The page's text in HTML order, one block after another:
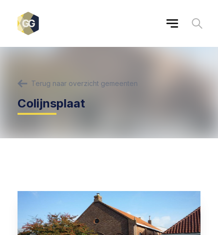
Terug naar overzicht gemeenten
Colijnsplaat